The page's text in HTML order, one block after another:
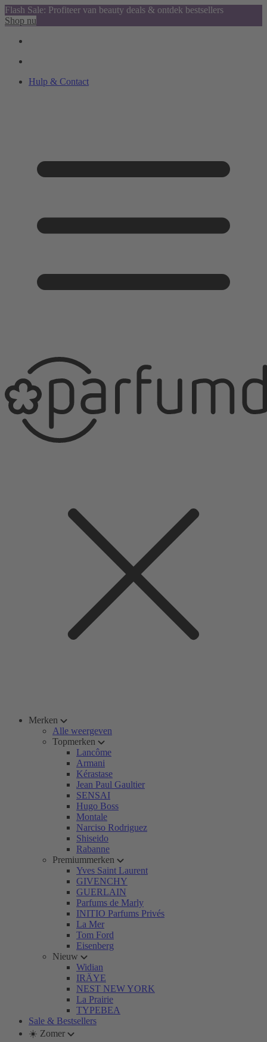
Flash Sale: Profiteer van beauty deals & ontdek bestsellers
Shop nu
Hulp & Contact
Merken
Alle weergeven
Topmerken
Lancôme
Armani
Kérastase
Jean Paul Gaultier
SENSAI
Hugo Boss
Montale
Narciso Rodriguez
Shiseido
Rabanne
Premiummerken
Yves Saint Laurent
GIVENCHY
GUERLAIN
Parfums de Marly
INITIO Parfums Privés
La Mer
Tom Ford
Eisenberg
Nieuw
Widian
IRÄYE
NEST NEW YORK
La Prairie
TYPEBEA
Sale & Bestsellers
☀️ Zomer